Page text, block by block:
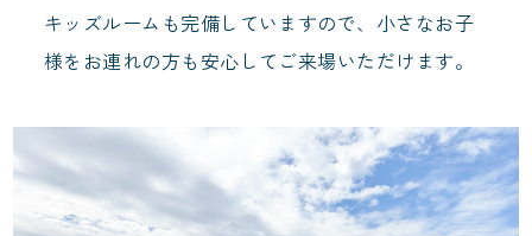
キッズルームも完備していますので、小さなお子
様をお連れの方も安心してご来場いただけます。